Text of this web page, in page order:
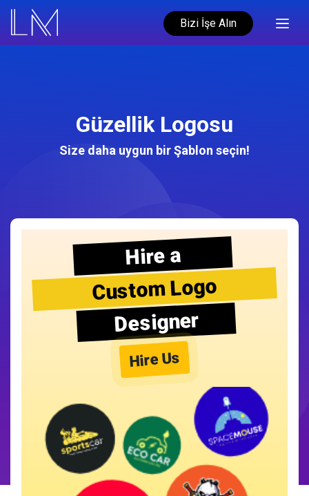
Bizi İşe Alın
Güzellik Logosu
Size daha uygun bir Şablon seçin!
Hire a
Custom Logo
Designer
Hire Us